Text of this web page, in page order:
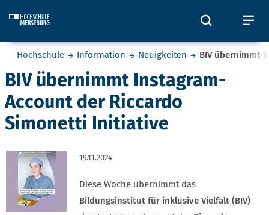
Öffnet
Sie befinden sich hier:
Hochschule Information Neuigkeiten BIV übernimmt
BIV übernimmt Instagram-
Account der Riccardo
Simonetti Initiative
19.11.2024
Diese Woche übernimmt das
Bildungsinstitut für inklusive Vielfalt (BIV)